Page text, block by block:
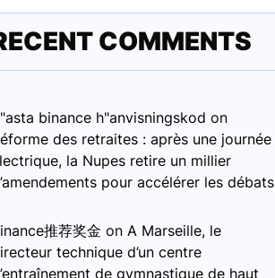
COMMENTS
binance h"anvisningskod on
des retraites : après une journée
la Nupes retire un millier
pour accélérer les débats
推荐奖金 on A Marseille, le
technique d’un centre
de gymnastique de haut